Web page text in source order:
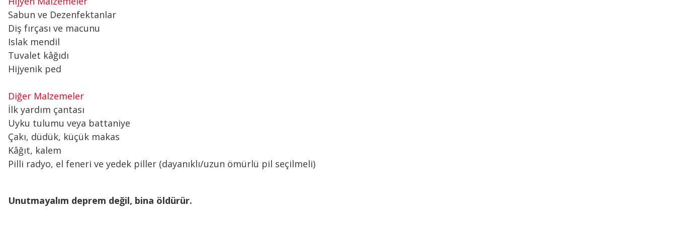
Sabun ve Dezenfektanlar
Diş fırçası ve macunu
Islak mendil
Tuvalet kâğıdı
Hijyenik ped
Diğer Malzemeler
İlk yardım çantası
Uyku tulumu veya battaniye
Çakı, düdük, küçük makas
Kâğıt, kalem
Pilli radyo, el feneri ve yedek piller (dayanıklı/uzun ömürlü pil seçilmeli)
Unutmayalım deprem değil, bina öldürür.